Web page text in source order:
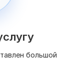
большой